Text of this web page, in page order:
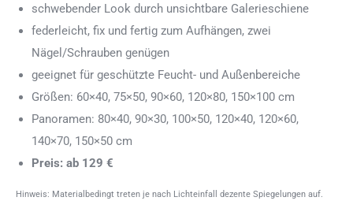
schwebender Look durch unsichtbare Galerieschiene
federleicht, fix und fertig zum Aufhängen, zwei
Nägel/Schrauben genügen
geeignet für geschützte Feucht- und Außenbereiche
Größen: 60×40, 75×50, 90×60, 120×80, 150×100 cm
Panoramen: 80×40, 90×30, 100×50, 120×40, 120×60,
140×70, 150×50 cm
Preis: ab 129 €
Hinweis: Materialbedingt treten je nach Lichteinfall dezente Spiegelungen auf.